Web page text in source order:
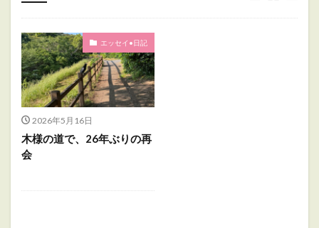
Uncategorized
エッセイ•日記
2026年5月16日
木様の道で、26年ぶりの再
会